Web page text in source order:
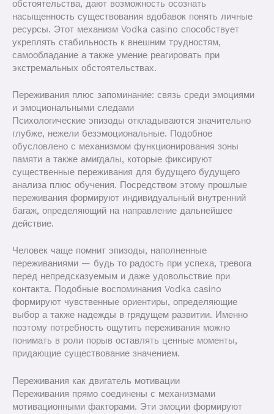
обстоятельства, дают возможность осознать
насыщенность существования вдобавок понять личные
ресурсы. Этот механизм Vodka casino способствует
укреплять стабильность к внешним трудностям,
самообладание а также умение реагировать при
экстремальных обстоятельствах.
Переживания плюс запоминание: связь среди эмоциями
и эмоциональными следами
Психологические эпизоды откладываются значительно
глубже, нежели безэмоциональные. Подобное
обусловлено с механизмом функционирования зоны
памяти а также амигдалы, которые фиксируют
существенные переживания для будущего будущего
анализа плюс обучения. Посредством этому прошлые
переживания формируют индивидуальный внутренний
багаж, определяющий на направление дальнейшее
действие.
Человек чаще помнит эпизоды, наполненные
переживаниями — будь то радость при успеха, тревога
перед непредсказуемым и даже удовольствие при
контакта. Подобные воспоминания Vodka casino
формируют чувственные ориентиры, определяющие
выбор а также надежды в грядущем развитии. Именно
поэтому потребность ощутить переживания можно
понимать в роли порыв оставлять ценные моменты,
придающие существование значением.
Переживания как двигатель мотивации
Переживания прямо соединены с механизмами
мотивационными факторами. Эти эмоции формируют